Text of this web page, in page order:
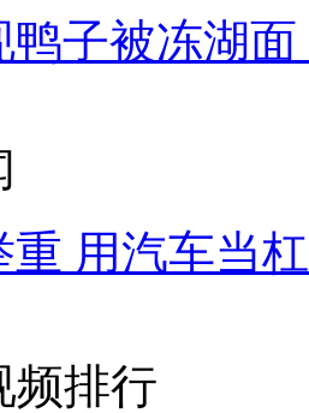
鸭子被冻湖
重 用汽车当
频排行